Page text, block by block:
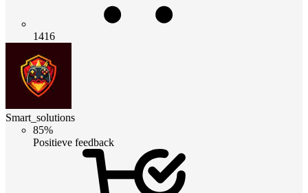
1416
Smart_solutions
85%
Positieve feedback